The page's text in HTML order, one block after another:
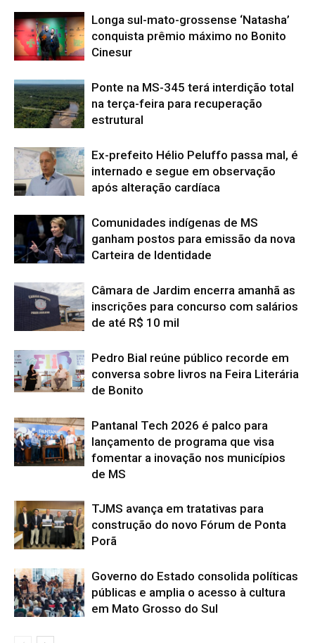
Longa sul-mato-grossense ‘Natasha’
conquista prêmio máximo no Bonito
Cinesur
Ponte na MS-345 terá interdição total
na terça-feira para recuperação
estrutural
Ex-prefeito Hélio Peluffo passa mal, é
internado e segue em observação
após alteração cardíaca
Comunidades indígenas de MS
ganham postos para emissão da nova
Carteira de Identidade
Câmara de Jardim encerra amanhã as
inscrições para concurso com salários
de até R$ 10 mil
Pedro Bial reúne público recorde em
conversa sobre livros na Feira Literária
de Bonito
Pantanal Tech 2026 é palco para
lançamento de programa que visa
fomentar a inovação nos municípios
de MS
TJMS avança em tratativas para
construção do novo Fórum de Ponta
Porã
Governo do Estado consolida políticas
públicas e amplia o acesso à cultura
em Mato Grosso do Sul